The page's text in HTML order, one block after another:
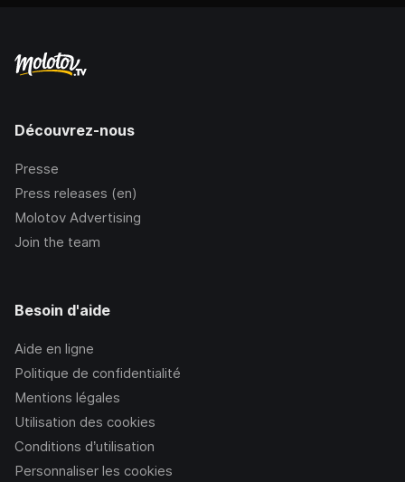
Découvrez-nous
Presse
Press releases (en)
Molotov Advertising
Join the team
Besoin d'aide
Aide en ligne
Politique de confidentialité
Mentions légales
Utilisation des cookies
Conditions d’utilisation
Personnaliser les cookies